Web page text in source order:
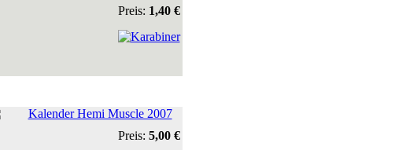
Preis: 1,40 €
Kalender Hemi Muscle 2007
Preis: 5,00 €